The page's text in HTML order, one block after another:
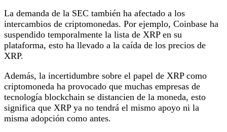
La demanda de la SEC también ha afectado a los
intercambios de criptomonedas. Por ejemplo, Coinbase ha
suspendido temporalmente la lista de XRP en su
plataforma, esto ha llevado a la caída de los precios de
XRP.
Además, la incertidumbre sobre el papel de XRP como
criptomoneda ha provocado que muchas empresas de
tecnología blockchain se distancien de la moneda, esto
significa que XRP ya no tendrá el mismo apoyo ni la
misma adopción como antes.